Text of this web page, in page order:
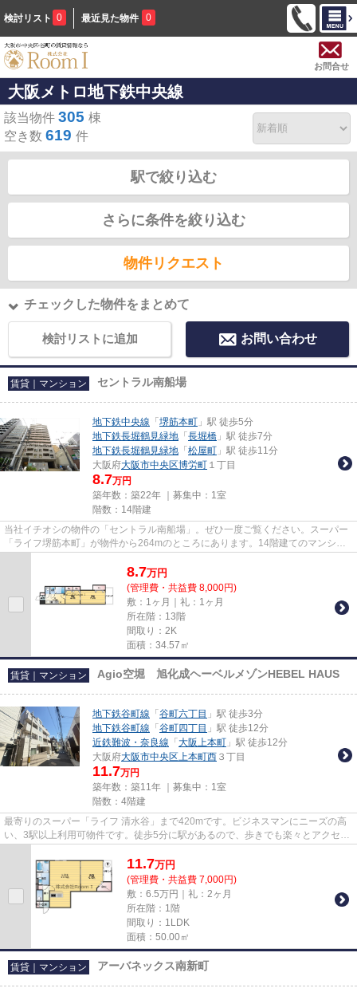
検討リスト 0 最近見た物件 0
お問合せ
大阪メトロ地下鉄中央線
該当物件 305 棟
空き数 619 件
駅で絞り込む
さらに条件を絞り込む
物件リクエスト
チェックした物件をまとめて
検討リストに追加 お問い合わせ
賃貸｜マンション セントラル南船場
地下鉄中央線 「 堺筋本町 」駅 徒歩5分
地下鉄長堀鶴見緑地 「 長堀橋 」駅 徒歩7分
地下鉄長堀鶴見緑地 「 松屋町 」駅 徒歩11分
大阪府大阪市中央区博労町 １丁目
8.7万円
築年数：築22年 ｜募集中： 1室
階数：14階建
当社イチオシの物件の「セントラル南船場」。ぜひ一度ご覧ください。スーパー
「ライフ堺筋本町」が物件から264mのところにあります。14階建てのマンショ
8.7万円
(管理費・共益費 8,000円)
敷：1ヶ月｜礼：1ヶ月
所在階：13階
間取り：2K
面積：34.57㎡
賃貸｜マンション Agio空堀 旭化成ヘーベルメゾンHEBEL HAUS
地下鉄谷町線 「 谷町六丁目 」駅 徒歩3分
地下鉄谷町線 「 谷町四丁目 」駅 徒歩12分
近鉄難波・奈良線 「 大阪上本町 」駅 徒歩12分
大阪府大阪市中央区上本町西 ３丁目
11.7万円
築年数：築11年 ｜募集中： 1室
階数：4階建
最寄りのスーパー「ライフ 清水谷」まで420mです。ビジネスマンにニーズの高
い、3駅以上利用可物件です。徒歩5分に駅があるので、歩きでも楽々とアクセス
11.7万円
(管理費・共益費 7,000円)
敷：6.5万円｜礼：2ヶ月
所在階：1階
間取り：1LDK
面積：50.00㎡
賃貸｜マンション アーバネックス南新町